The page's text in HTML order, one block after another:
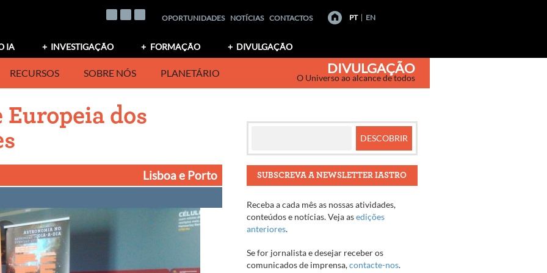
OPORTUNIDADES NOTÍCIAS CONTACTOS PT EN
IA INVESTIGAÇÃO FORMAÇÃO DIVULGAÇÃO
RECURSOS SOBRE NÓS PLANETÁRIO DIVULGAÇÃO
O Universo ao alcance de todos
dos
Lisboa e Porto SUBSCREVA A NEWSLETTER IASTRO
Receba a cada mês as nossas atividades,
conteúdos e notícias. Veja asedições
anteriores.
Se for jornalista e desejar receber os
comunicados de imprensa,contacte-nos.